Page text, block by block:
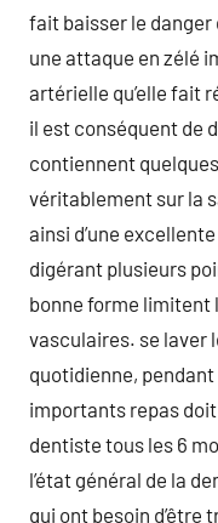
fait baisser le danger
une attaque en zélé
artérielle qu’elle fait
il est conséquent de
contiennent
véritablement sur la
ainsi d’une
digérant plusieurs
bonne forme limitent
vasculaires. se laver
quotidienne,
importants repas
dentiste tous les 6
l’état général de la
qui ont besoin d’être